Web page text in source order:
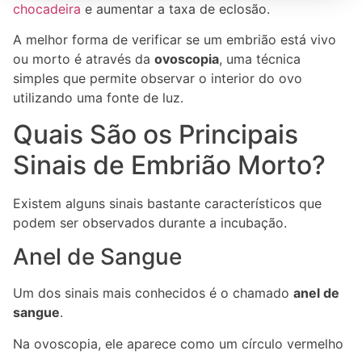
chocadeira e aumentar a taxa de eclosão.
A melhor forma de verificar se um embrião está vivo
ou morto é através da ovoscopia, uma técnica
simples que permite observar o interior do ovo
utilizando uma fonte de luz.
Quais São os Principais
Sinais de Embrião Morto?
Existem alguns sinais bastante característicos que
podem ser observados durante a incubação.
Anel de Sangue
Um dos sinais mais conhecidos é o chamado anel de
sangue.
Na ovoscopia, ele aparece como um círculo vermelho